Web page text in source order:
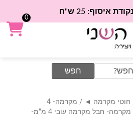
איסוף: 25 ש"ח
חוטי מקרמה ◄ /
מקרמה- 4
/ חוט מקרמה- חבל מקרמה עובי 4 מ"מ-
0